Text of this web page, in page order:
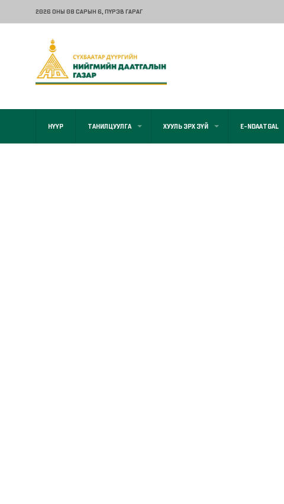
2026 ОНЫ 08 САРЫН 6, ПҮРЭВ ГАРАГ
НҮҮР ТАНИЛЦУУЛГА ХУУЛЬ ЭРХ ЗҮЙ E-NDAATGAL